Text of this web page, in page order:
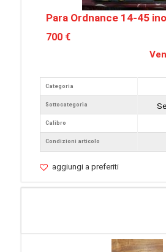
Para Ordnance 14-45
700 €
Categoria
Sottocategoria
Calibro
Condizioni articolo
aggiungi a preferiti